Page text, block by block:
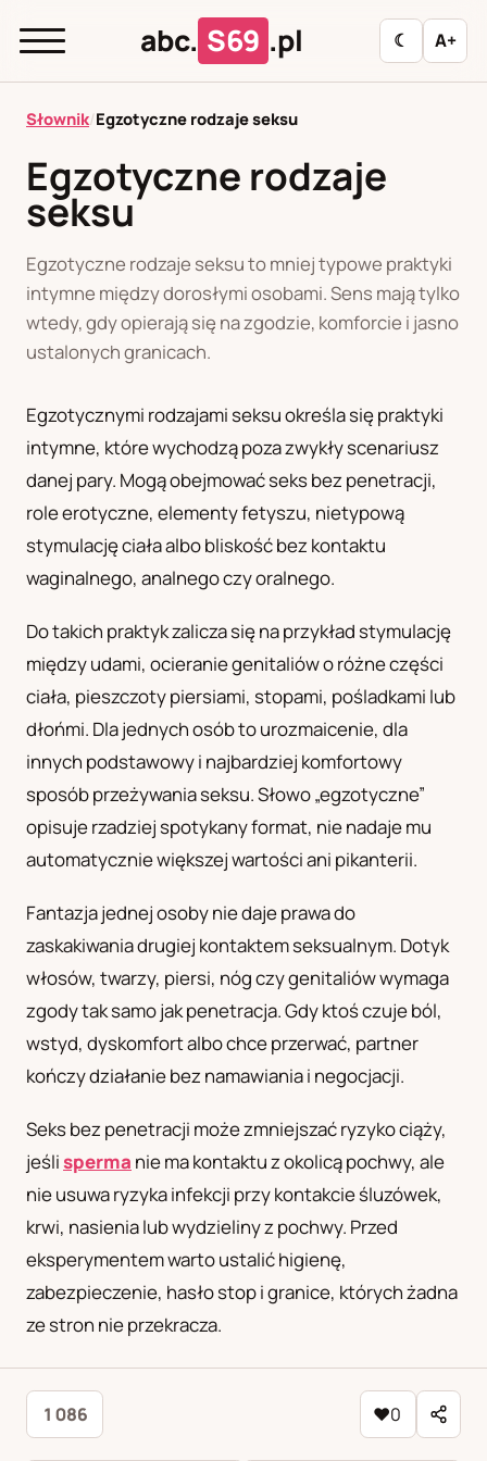
abc. S69 .pl ☾ A+
abc. S69
A B C H
T
U W Z Ł
PL
Polski
RU
Русский
UA
Українська
Słownik/Egzotyczne rodzaje seksu
Egzotyczne rodzaje
seksu
Egzotyczne rodzaje seksu to mniej typowe praktyki
intymne między dorosłymi osobami. Sens mają tylko
wtedy, gdy opierają się na zgodzie, komforcie i jasno
ustalonych granicach.
Egzotycznymi rodzajami seksu określa się praktyki
intymne, które wychodzą poza zwykły scenariusz
danej pary. Mogą obejmować seks bez penetracji,
role erotyczne, elementy fetyszu, nietypową
stymulację ciała albo bliskość bez kontaktu
waginalnego, analnego czy oralnego.
Do takich praktyk zalicza się na przykład stymulację
między udami, ocieranie genitaliów o różne części
ciała, pieszczoty piersiami, stopami, pośladkami lub
dłońmi. Dla jednych osób to urozmaicenie, dla
innych podstawowy i najbardziej komfortowy
sposób przeżywania seksu. Słowo „egzotyczne”
opisuje rzadziej spotykany format, nie nadaje mu
automatycznie większej wartości ani pikanterii.
Fantazja jednej osoby nie daje prawa do
zaskakiwania drugiej kontaktem seksualnym. Dotyk
włosów, twarzy, piersi, nóg czy genitaliów wymaga
zgody tak samo jak penetracja. Gdy ktoś czuje ból,
wstyd, dyskomfort albo chce przerwać, partner
kończy działanie bez namawiania i negocjacji.
Seks bez penetracji może zmniejszać ryzyko ciąży,
jeślisperma nie ma kontaktu z okolicą pochwy, ale
nie usuwa ryzyka infekcji przy kontakcie śluzówek,
krwi, nasienia lub wydzieliny z pochwy. Przed
eksperymentem warto ustalić higienę,
zabezpieczenie, hasło stop i granice, których żadna
ze stron nie przekracza.
1 086 ♥0